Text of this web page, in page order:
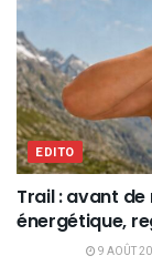
EDITO
Trail : avant
énergétique,
9 AOÛT